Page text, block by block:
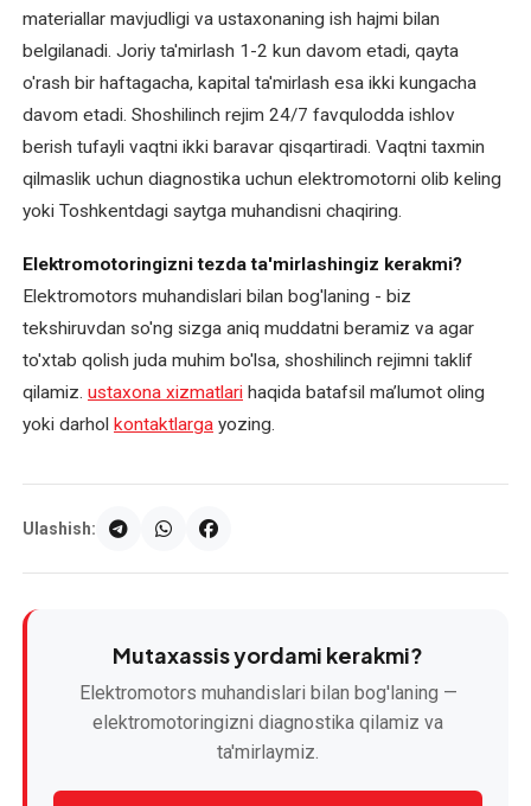
materiallar mavjudligi va ustaxonaning ish hajmi bilan
belgilanadi. Joriy ta'mirlash 1-2 kun davom etadi, qayta
o'rash bir haftagacha, kapital ta'mirlash esa ikki kungacha
davom etadi. Shoshilinch rejim 24/7 favqulodda ishlov
berish tufayli vaqtni ikki baravar qisqartiradi. Vaqtni taxmin
qilmaslik uchun diagnostika uchun elektromotorni olib keling
yoki Toshkentdagi saytga muhandisni chaqiring.
Elektromotoringizni tezda ta'mirlashingiz kerakmi?
Elektromotors muhandislari bilan bog'laning - biz
tekshiruvdan so'ng sizga aniq muddatni beramiz va agar
to'xtab qolish juda muhim bo'lsa, shoshilinch rejimni taklif
qilamiz. ustaxona xizmatlari haqida batafsil ma’lumot oling
yoki darhol kontaktlarga yozing.
Ulashish:
Mutaxassis yordami kerakmi?
Elektromotors muhandislari bilan bog'laning —
elektromotoringizni diagnostika qilamiz va
ta'mirlaymiz.